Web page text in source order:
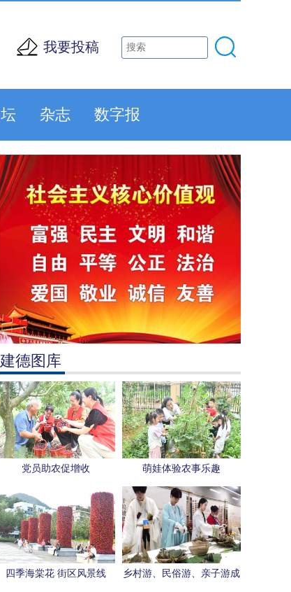
我要投稿
杂志 数字报
建德图库
党员助农促增收 萌娃体验农事乐趣
四季海棠花 街区风景线
乡村游、民俗游、亲子游成